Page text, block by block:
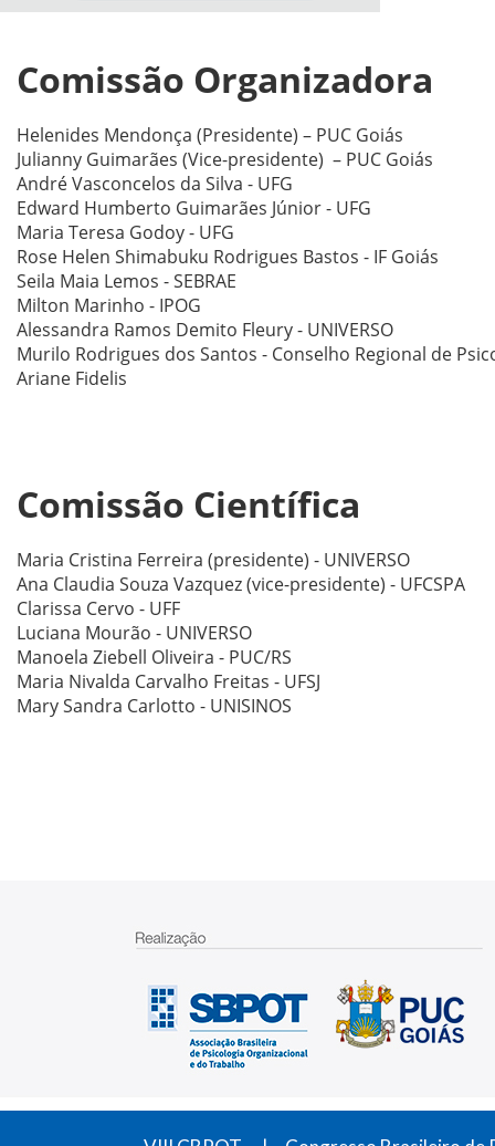
Comissão Organizadora
Helenides Mendonça (Presidente) – PUC Goiás
Julianny Guimarães (Vice-presidente) – PUC Goiás
André Vasconcelos da Silva - UFG
Edward Humberto Guimarães Júnior - UFG
Maria Teresa Godoy - UFG
Rose Helen Shimabuku Rodrigues Bastos - IF Goiás
Seila Maia Lemos - SEBRAE
Milton Marinho - IPOG
Alessandra Ramos Demito Fleury - UNIVERSO
Murilo Rodrigues dos Santos - Conselho Regional de
Ariane Fidelis
Comissão Científica
Maria Cristina Ferreira (presidente) - UNIVERSO
Ana Claudia Souza Vazquez (vice-presidente) - UFCSPA
Clarissa Cervo - UFF
Luciana Mourão - UNIVERSO
Manoela Ziebell Oliveira - PUC/RS
Maria Nivalda Carvalho Freitas - UFSJ
Mary Sandra Carlotto - UNISINOS